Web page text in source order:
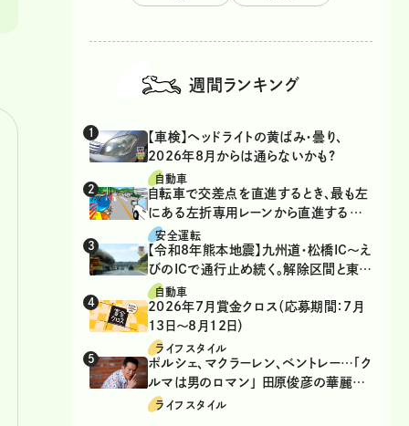
週間ランキング
【車検】ヘッドライトの黄ばみ・曇り、
2026年8月からは通らないかも?
自動車
自転車で交差点を直進するとき、最も左
にある左折専用レーンから直進するの
は、違反？
安全運転
【令和8年熊本地震】九州道・松橋IC～え
びのICで通行止め続く。解除区間と東九
州道の迂回ルート
自動車
2026年7月賞金クロス（応募期間：7月
13日～8月12日）
ライフスタイル
ポルシェ、マクラーレン、ベントレー…「ク
ルマは男のロマン」 田原俊彦の華麗な
る愛車遍歴
ライフスタイル